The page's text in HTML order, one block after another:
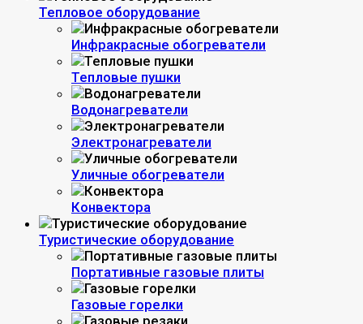
Тепловое оборудование
Инфракрасные обогреватели
Тепловые пушки
Водонагреватели
Электронагреватели
Уличные обогреватели
Конвектора
Туристические оборудование
Портативные газовые плиты
Газовые горелки